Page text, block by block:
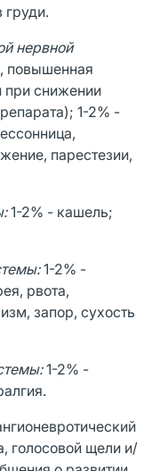
груди.
нервной
повышенная
при снижении
1-2% -
парестезии,
1-2% - кашель;
1-2% -
рвота,
запор, сухость
1-2% -
голосовой щели и/